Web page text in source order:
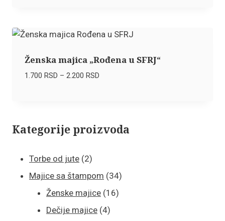
2.200 RSD
Ženska majica „Rođena u SFRJ“
1.700 RSD – 2.200 RSDRaspon
2.200 RSD
Kategorije proizvoda
Torbe od jute 22
proizvoda
Majice sa štampom 3434
Ženske majice 1616
Dečije majice 44